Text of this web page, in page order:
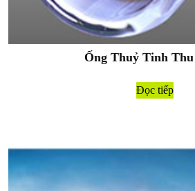
Ống Thuỷ Tinh
Đọc tiếp